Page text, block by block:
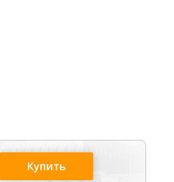
Купить